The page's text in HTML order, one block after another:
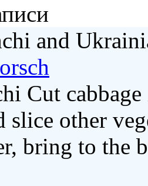
Cut
slice other
bring to the